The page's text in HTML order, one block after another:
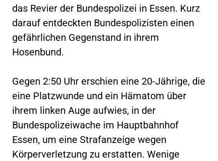
das Revier der Bundespolizei in Essen. Kurz
darauf entdeckten Bundespolizisten einen
gefährlichen Gegenstand in ihrem
Hosenbund.
Gegen 2:50 Uhr erschien eine 20-Jährige, die
eine Platzwunde und ein Hämatom über
ihrem linken Auge aufwies, in der
Bundespolizeiwache im Hauptbahnhof
Essen, um eine Strafanzeige wegen
Körperverletzung zu erstatten. Wenige